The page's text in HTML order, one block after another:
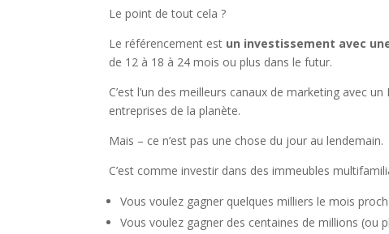
Le point de tout cela ?
Le référencement est un investissement avec
de 12 à 18 à 24 mois ou plus dans le futur.
C’est l’un des meilleurs canaux de marketing avec
entreprises de la planète.
Mais – ce n’est pas une chose du jour au lendemain.
C’est comme investir dans des immeubles
Vous voulez gagner quelques milliers le mois
Vous voulez gagner des centaines de millions (ou